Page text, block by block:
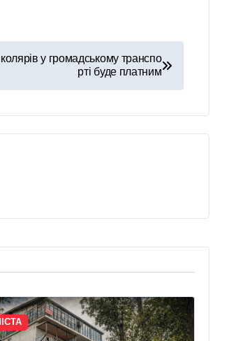
у громадському транспо
рті буде платним